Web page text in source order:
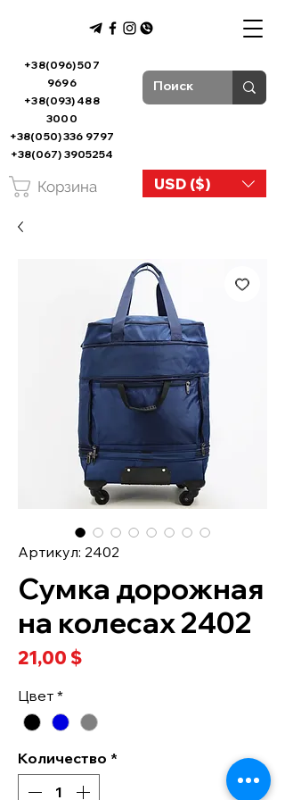
+38(096) 507
9696
+38(093) 488
3000
+38(050) 336 9797
+38(067) 3905254
USD ($)
Корзина
Артикул: 2402
Сумка дорожная
на колесах 2402
21,00 $Цена
Цвет *
Количество *